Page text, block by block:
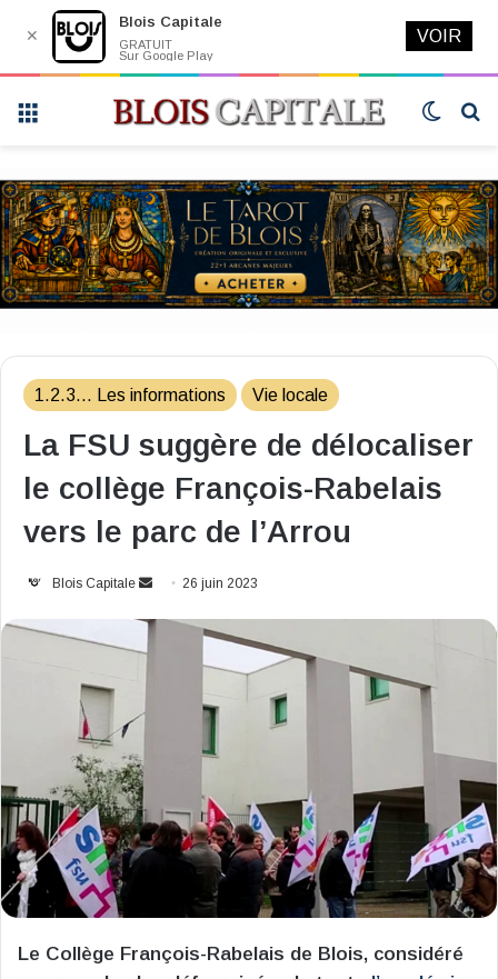
Switch
1.2.3... Les informations Vie locale
La FSU suggère de délocaliser
le collège François-Rabelais
vers le parc de l’Arrou
Blois Capitale
Envoyer26 juin 2023
Le Collège François-Rabelais de Blois, considéré
✕
Blois Capitale
GRATUIT
Sur Google Play
VOIR